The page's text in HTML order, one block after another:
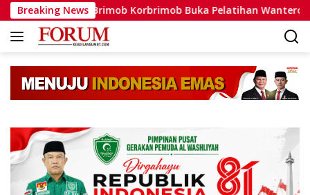
Langsung
ke
konten
Breaking News
Brimob Korbrimob Buka Pelatihan Wanteror Lanjutan